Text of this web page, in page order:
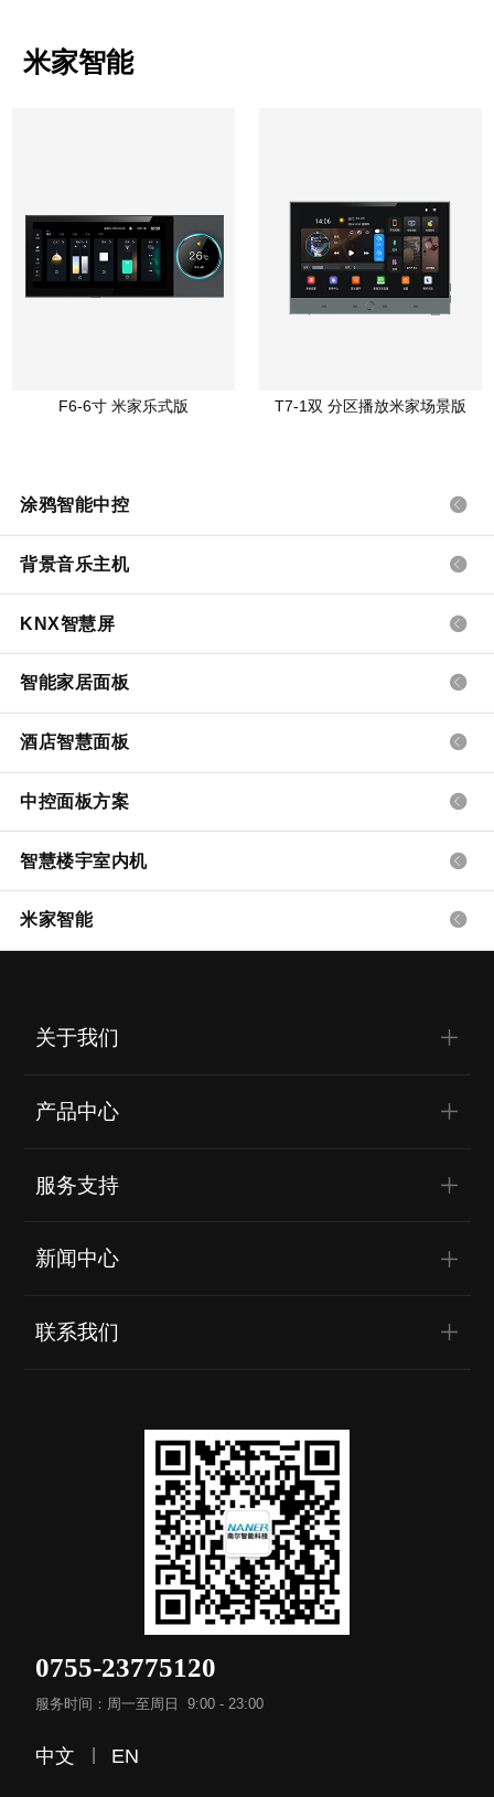
米家智能
F6-6寸 米家乐式版 T7-1双 分区播放米家场景版
涂鸦智能中控
背景音乐主机
KNX智慧屏
智能家居面板
酒店智慧面板
中控面板方案
智慧楼宇室内机
米家智能
关于我们
产品中心
服务支持
新闻中心
联系我们
0755-23775120
服务时间：周一至周日 9:00 - 23:00
中文 EN